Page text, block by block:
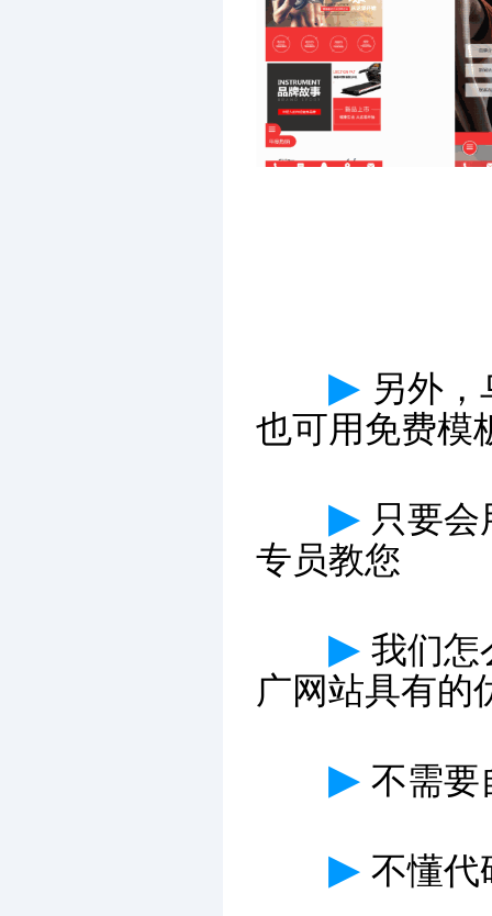
▶ 另外
也可用免费模
▶ 只要
专员教您
▶ 我们怎
广网站具有的
▶ 不需要
▶ 不懂代